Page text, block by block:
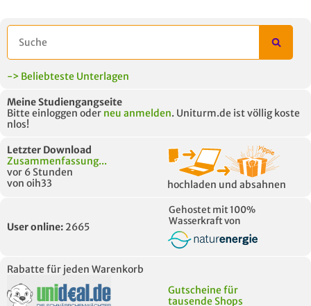
-> Beliebteste Unterlagen
Meine Studiengangseite
Bitte einloggen oder neu anmelden. Uniturm.de ist völlig koste
nlos!
Letzter Download
Zusammenfassung...
vor 6 Stunden
von oih33
hochladen und absahnen
User online: 2665
Gehostet mit 100%
Wasserkraft von
Rabatte für jeden Warenkorb
Gutscheine für
tausende Shops